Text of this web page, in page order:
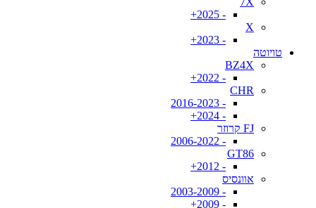
- 2025+
X
- 2023+
טויוטה
BZ4X
- 2022+
CHR
- 2016-2023
- 2024+
FJ קרוזר
- 2006-2022
GT86
- 2012+
אוונסיס
- 2003-2009
- 2009+